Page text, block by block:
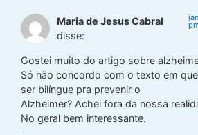
Maria de Jesus Cabral
disse:
Gostei muito do artigo sobre
Só não concordo com o texto em
ser bilíngue pra prevenir o
Alzheimer? Achei fora da nossa
No geral bem interessante.